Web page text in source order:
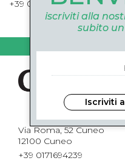
+39 0171694239
Via Roma, 52 Cuneo
12100 Cuneo
+39 0171694239
iscriviti alla
subito un
Iscriviti